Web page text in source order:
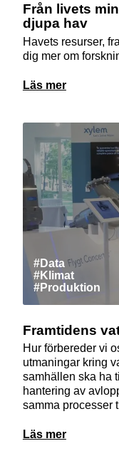
Från livets
djupa hav
Havets resurser,
dig mer om
Läs mer
#Data
#Klimat
#Produktion
Framtidens
Hur förbereder vi
utmaningar kring
samhällen ska ha
hantering av
samma processer
Läs mer